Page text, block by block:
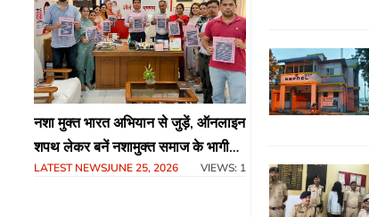
नशा मुक्त भारत अभियान से जुड़ें, ऑनलाइन
शपथ लेकर बनें नशामुक्त समाज के भागीदार
: नरिंदर कुमार
LATEST NEWSJUNE 25, 2026 VIEWS: 1